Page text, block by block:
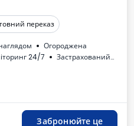
переказ
Огороджена
24/7
Застрахований
Забронюйте це